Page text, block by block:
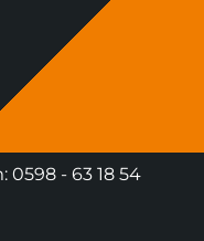
0598 - 63 18 54